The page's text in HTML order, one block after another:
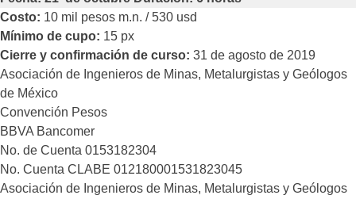
Costo: 10 mil pesos m.n. / 530 usd
Mínimo de cupo: 15 px
Cierre y confirmación de curso: 31 de agosto de 2019
Asociación de Ingenieros de Minas, Metalurgistas y Geólogos
de México
Convención Pesos
BBVA Bancomer
No. de Cuenta 0153182304
No. Cuenta CLABE 012180001531823045
Asociación de Ingenieros de Minas, Metalurgistas y Geólogos